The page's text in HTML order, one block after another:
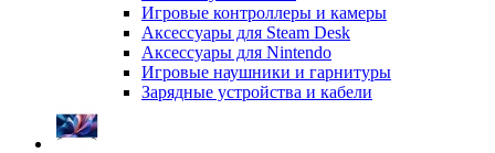
Игровые контроллеры и камеры
Аксессуары для Steam Desk
Аксессуары для Nintendo
Игровые наушники и гарнитуры
Зарядные устройства и кабели